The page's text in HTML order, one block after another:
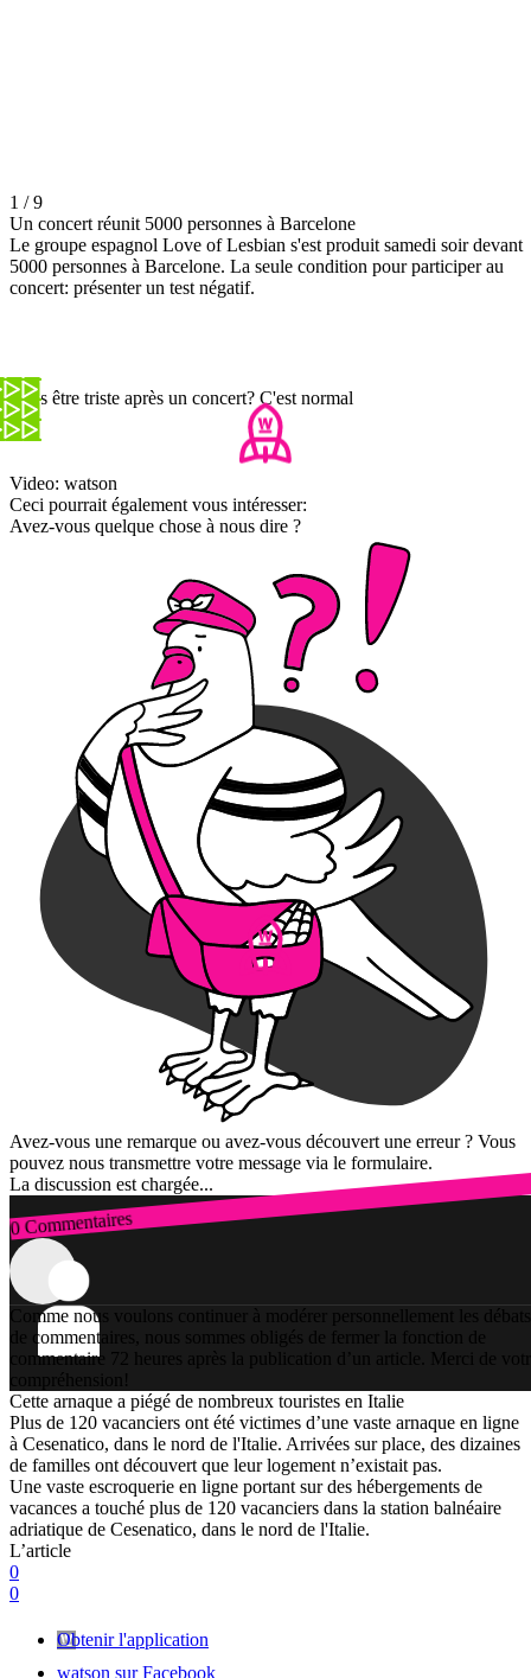
1 / 9
Un concert réunit 5000 personnes à Barcelone
Le groupe espagnol Love of Lesbian s'est produit samedi soir devant
5000 personnes à Barcelone. La seule condition pour participer au
concert: présenter un test négatif.
Vous être triste après un concert? C'est normal
Video: watson
Ceci pourrait également vous intéresser:
Avez-vous quelque chose à nous dire ?
Avez-vous une remarque ou avez-vous découvert une erreur ? Vous
pouvez nous transmettre votre message via le formulaire.
La discussion est chargée...
0 Commentaires
Connexion
Comme nous voulons continuer à modérer personnellement les débats
de commentaires, nous sommes obligés de fermer la fonction de
commentaire 72 heures après la publication d’un article. Merci de
compréhension!
Cette arnaque a piégé de nombreux touristes en Italie
Plus de 120 vacanciers ont été victimes d’une vaste arnaque en ligne
à Cesenatico, dans le nord de l'Italie. Arrivées sur place, des dizaines
de familles ont découvert que leur logement n’existait pas.
Une vaste escroquerie en ligne portant sur des hébergements de
vacances a touché plus de 120 vacanciers dans la station balnéaire
adriatique de Cesenatico, dans le nord de l'Italie.
L’article
0
0
Obtenir l'application
watson sur Facebook